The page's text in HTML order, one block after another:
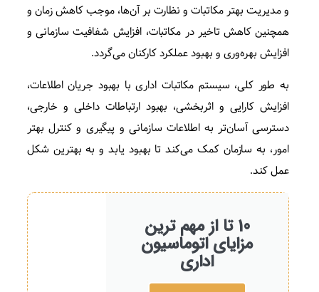
و مدیریت بهتر مکاتبات و نظارت بر آن‌ها، موجب کاهش زمان و
همچنین کاهش تاخیر در مکاتبات، افزایش شفافیت سازمانی و
افزایش بهره‌وری و بهبود عملکرد کارکنان می‌گردد.
به طور کلی، سیستم مکاتبات اداری با بهبود جریان اطلاعات،
افزایش کارایی و اثربخشی، بهبود ارتباطات داخلی و خارجی،
دسترسی آسان‌تر به اطلاعات سازمانی و پیگیری و کنترل بهتر
امور، به سازمان کمک می‌کند تا بهبود یابد و به بهترین شکل
عمل کند.
10 تا از مهم ترین
مزایای اتوماسیون
اداری